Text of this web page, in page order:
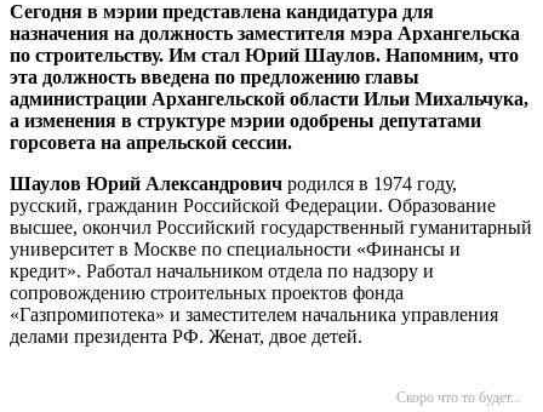
Сегодня в мэрии представлена кандидатура для
назначения на должность заместителя мэра Архангельска
по строительству. Им стал Юрий Шаулов. Напомним, что
эта должность введена по предложению главы
администрации Архангельской области Ильи Михальчука,
а изменения в структуре мэрии одобрены депутатами
горсовета на апрельской сессии.
Шаулов Юрий Александрович родился в 1974 году,
русский, гражданин Российской Федерации. Образование
высшее, окончил Российский государственный гуманитарный
университет в Москве по специальности «Финансы и
кредит». Работал начальником отдела по надзору и
сопровождению строительных проектов фонда
«Газпромипотека» и заместителем начальника управления
делами президента РФ. Женат, двое детей.
Скоро что то будет...